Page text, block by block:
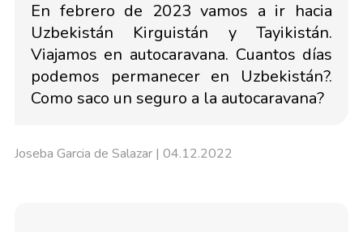
En febrero de 2023 vamos a ir hacia
Uzbekistán Kirguistán y Tayikistán.
Viajamos en autocaravana. Cuantos días
podemos permanecer en Uzbekistán?.
Como saco un seguro a la autocaravana?
Joseba Garcia de Salazar| 04.12.2022